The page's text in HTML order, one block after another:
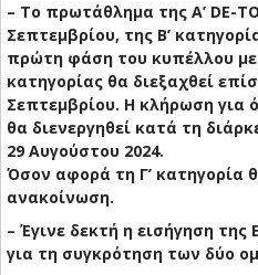
– Το πρωτάθλημα της A’ DE-
Σεπτεμβρίου, της Β’
πρώτη φάση του κυπέλλου με
κατηγορίας θα διεξαχθεί
Σεπτεμβρίου. Η κλήρωση για
θα διενεργηθεί κατά τη
29 Αυγούστου 2024.
Όσον αφορά τη Γ’ κατηγορία
ανακοίνωση.
– Έγινε δεκτή η εισήγηση
για τη συγκρότηση των δύο